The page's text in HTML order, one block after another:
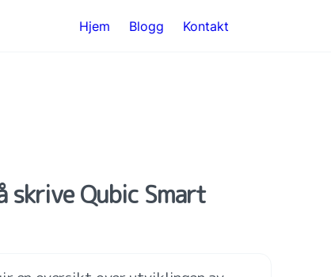
Hjem Blogg Kontakt
Qubic Smart